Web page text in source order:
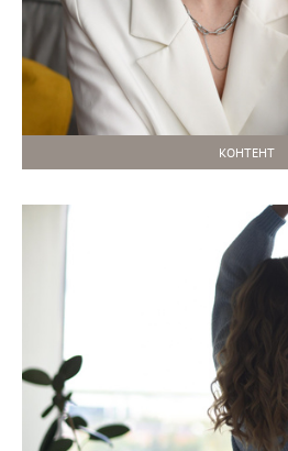
КОНТЕНТ